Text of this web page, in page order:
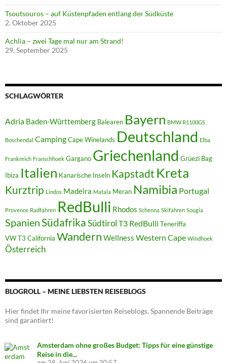
Tsoutsouros – auf Küstenpfaden entlang der Südküste
2. Oktober 2025
Achlia – zwei Tage mal nur am Strand!
29. September 2025
SCHLAGWÖRTER
Adria Baden-Württemberg Balearen Bayern BMW R1100GS
Boschendal CampingCape Winelands Deutschland Elba
Frankreich Franschhoek Gargano Griechenland Grüezi Bag
Ibiza Italien Kanarische Inseln Kapstadt Kreta
Kurztrip Lindos Madeira Matala Meran Namibia Portugal
Provence Radfahren RedBulli Rhodos Schenna Skifahren Sougia
SpanienSüdafrikaSüdtirol T3 RedBulli Teneriffa
VW T3 California Wandern Wellness Western Cape Windhoek
Österreich
BLOGROLL – MEINE LIEBSTEN REISEBLOGS
Hier findet Ihr meine favorisierten Reiseblogs. Spannende Beiträge
sind garantiert!
Amsterdam ohne großes Budget: Tipps für eine günstige
Reise in die...